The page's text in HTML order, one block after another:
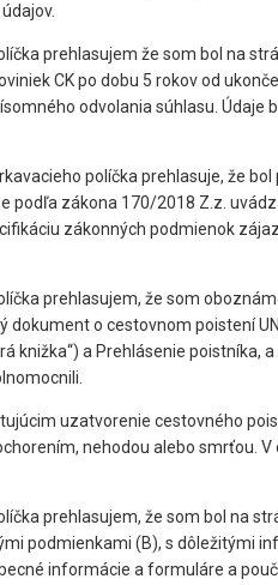
prehlasujem že som bol na
CK po dobu 5 rokov od
odvolania súhlasu. Údaje
políčka prehlasuje, že
podľa zákona 170/2018 Z.z.
zákonných podmienok
prehlasujem, že som
dokument o cestovnom poistení
knižka“) a Prehlásenie
uzatvorenie cestovného
nehodou alebo smrťou.
prehlasujem, že som bol na
podmienkami (B), s dôležitými
informácie a formuláre a